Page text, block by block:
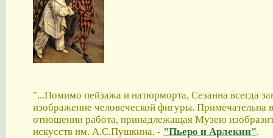
"...Помимо пейзажа и натюрморта, Сезанна всегда
изображение человеческой фигуры. Примечательна
отношении работа, принадлежащая Музею
искусств им. А.С.Пушкина, - "Пьеро и Арлекин".